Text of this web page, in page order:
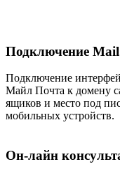
Подключение
Подключение
Майл Почта к домену
ящиков и место под
мобильных устройств.
Он-лайн